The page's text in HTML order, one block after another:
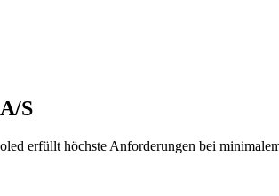
S
erfüllt höchste Anforderungen bei